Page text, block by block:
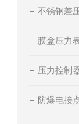
不锈钢差
膜盒压力
压力控制
防爆电接